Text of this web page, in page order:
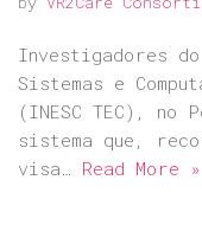
Investigadores
Sistemas e
(INESC TEC), no
sistema que,
visa… Read More »